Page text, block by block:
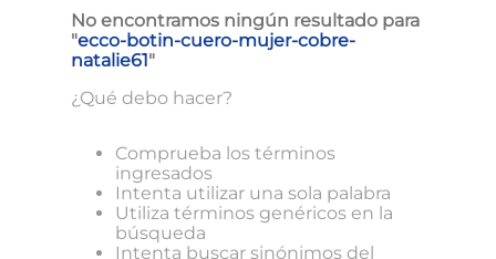
No encontramos ningún resultado para
"ecco-botin-cuero-mujer-cobre-
natalie61"
¿Qué debo hacer?
Comprueba los términos
ingresados
Intenta utilizar una sola palabra
Utiliza términos genéricos en la
búsqueda
Intenta buscar sinónimos del